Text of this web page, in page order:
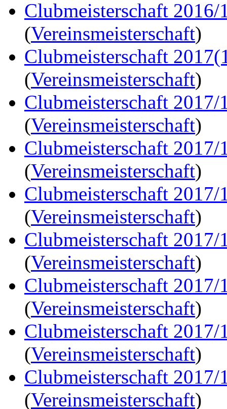
Clubmeisterschaft 2016/
(Vereinsmeisterschaft)
Clubmeisterschaft
(Vereinsmeisterschaft)
Clubmeisterschaft 2017/
(Vereinsmeisterschaft)
Clubmeisterschaft 2017/
(Vereinsmeisterschaft)
Clubmeisterschaft 2017/
(Vereinsmeisterschaft)
Clubmeisterschaft 2017/
(Vereinsmeisterschaft)
Clubmeisterschaft 2017/
(Vereinsmeisterschaft)
Clubmeisterschaft 2017/
(Vereinsmeisterschaft)
Clubmeisterschaft 2017/
(Vereinsmeisterschaft)